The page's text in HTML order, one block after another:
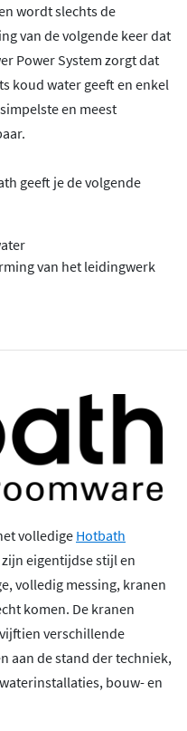
wordt slechts de
van de volgende keer dat
Power System zorgt dat
koud water geeft en enkel
en meest
geeft je de volgende
van het leidingwerk
volledigeHotbath
eigentijdse stijl en
volledig messing, kranen
komen. De kranen
verschillende
aan de stand der techniek,
bouw- en